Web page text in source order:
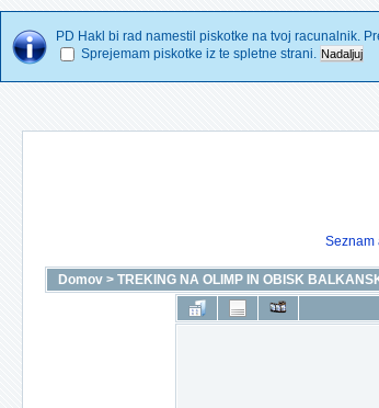
PD Hakl bi rad namestil piskotke na tvoj racunalnik.
Sprejemam piskotke iz te spletne strani.
Seznam
Domov > TREKING NA OLIMP IN OBISK